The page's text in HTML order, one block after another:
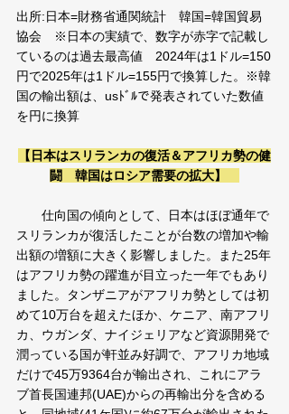
出所:日本=財務省通関統計　韓国=韓国貿易
協会　※日本の実績で、数字が赤字で記載し
ているのは過去最高値　2024年は1ドル=150
円で2025年は1ドル=155円で換算した。※韓
国の輸出額は、usﾄﾞﾙで発表されていた数値
を円に換算
【日本はスリランカの復活＆アフリカ勢の健
闘　韓国はロシア需要の拡大】
仕向国の傾向として、日本はほぼ通年で
スリランカが復活したことが台数の増加や輸
出額の増額に大きく影響しました。また25年
はアフリカ勢の躍進が目立った一年でもあり
ました。タンザニアがアフリカ勢としては初
めて10万台を超えたほか、ケニア、南アフリ
カ、ウガンダ、ナイジェリアなど資源開発で
潤っている国が軒並み好調で、アフリカ地域
だけで45万9364台が輸出され、これにアラ
ブ首長国連邦(UAE)からの再輸出分を含める